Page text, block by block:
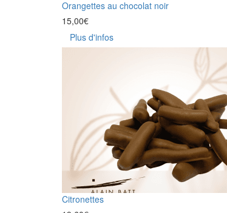
Orangettes au chocolat noir
15,00€
Plus d'infos
Citronettes